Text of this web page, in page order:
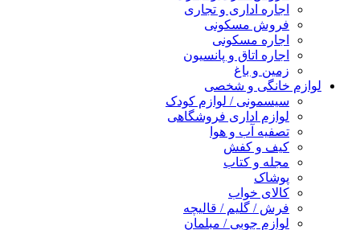
اجاره اداری و تجاری
فروش مسکونی
اجاره مسکونی
اجاره اتاق و پانسیون
زمین و باغ
لوازم خانگی و شخصی
سیسمونی / لوازم کودک
لوازم اداری فروشگاهی
تصفیه آب و هوا
کیف و کفش
مجله و کتاب
پوشاک
کالای خواب
فرش / گلیم / قالیچه
لوازم چوبی / مبلمان